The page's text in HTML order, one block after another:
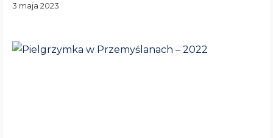
3 maja 2023